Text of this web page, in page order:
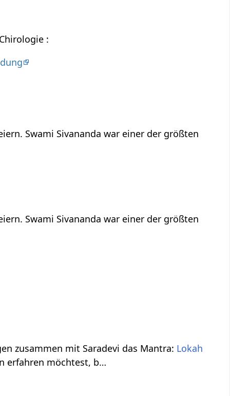
:
Swami Sivananda war einer der größten
Swami Sivananda war einer der größten
zusammen mit Saradevi das Mantra: Lokah
erfahren möchtest, b…